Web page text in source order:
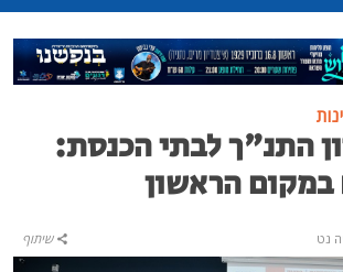
התנ"ך לבתי הכנסת:
במקום הראשון
נט שיתוף